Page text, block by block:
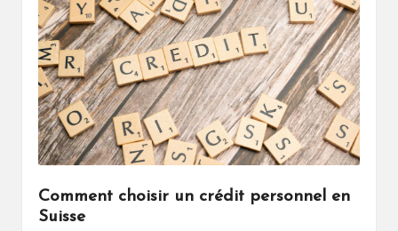
Comment choisir un crédit personnel en
Suisse